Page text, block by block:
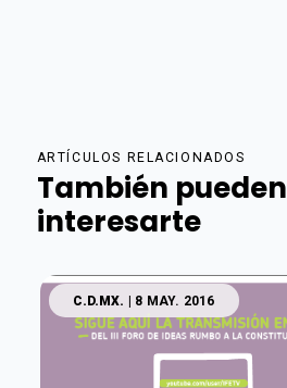
ARTÍCULOS RELACIONADOS
También pueden
interesarte
C.D.MX. | 8 MAY. 2016